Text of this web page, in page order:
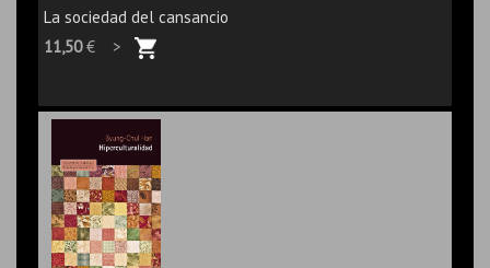
La sociedad del cansancio
11,50€ >